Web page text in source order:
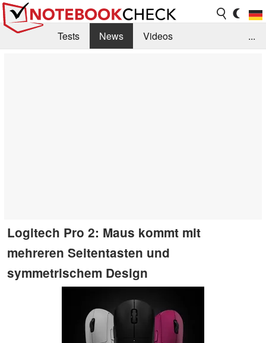
Tests News
Videos
...
Logitech Pro 2: Maus kommt mit
mehreren Seitentasten und
symmetrischem Design